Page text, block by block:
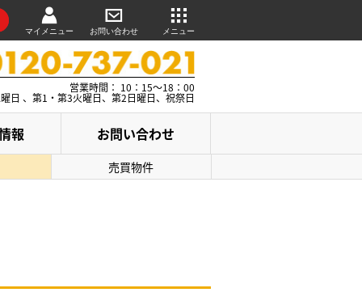
マイメニュー お問い合わせ メニュー
営業時間： 10：15～18：00
日 、第1・第3火曜日、第2日曜日、祝祭日
報 お問い合わせ
売買物件